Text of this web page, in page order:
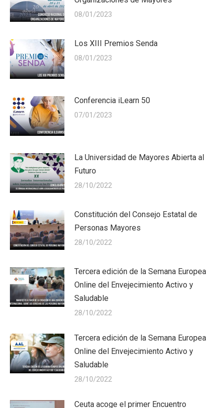
08/01/2023
Los XIII Premios Senda
08/01/2023
Conferencia iLearn 50
07/01/2023
La Universidad de Mayores Abierta al
Futuro
28/10/2022
Constitución del Consejo Estatal de
Personas Mayores
28/10/2022
Tercera edición de la Semana Europea
Online del Envejecimiento Activo y
Saludable
28/10/2022
Tercera edición de la Semana Europea
Online del Envejecimiento Activo y
Saludable
28/10/2022
Ceuta acoge el primer Encuentro